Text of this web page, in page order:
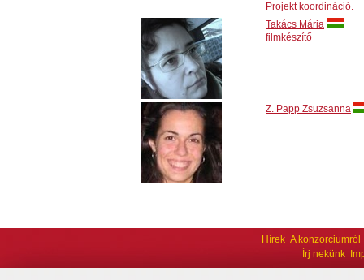
Projekt koordináció.
Takács Mária
filmkészítő
Z. Papp Zsuzsanna
Hírek A konzorciumról
Írj nekünk